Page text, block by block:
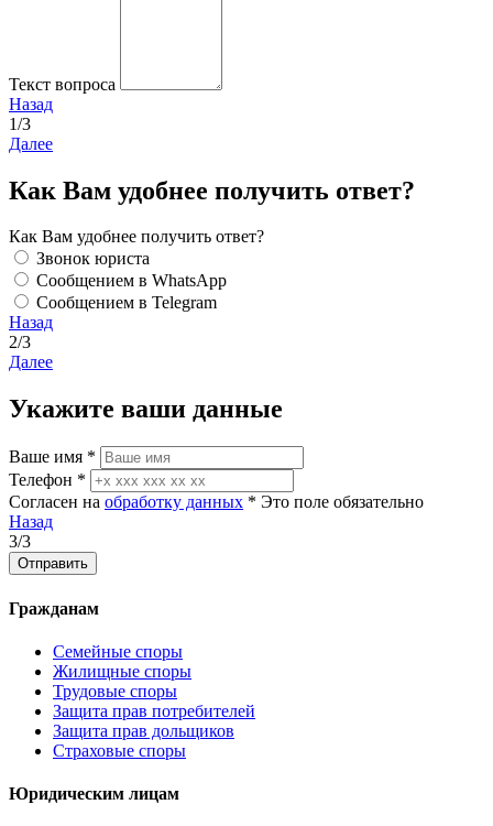
Текст вопроса
Назад
1/3
Далее
Как Вам удобнее получить ответ?
Как Вам удобнее получить ответ?
Звонок юриста
Сообщением в WhatsApp
Сообщением в Telegram
Назад
2/3
Далее
Укажите ваши данные
Ваше имя *
Телефон *
Согласен на обработку данных * Это поле обязательно
Назад
3/3
Гражданам
Семейные споры
Жилищные споры
Трудовые споры
Защита прав потребителей
Защита прав дольщиков
Страховые споры
Юридическим лицам